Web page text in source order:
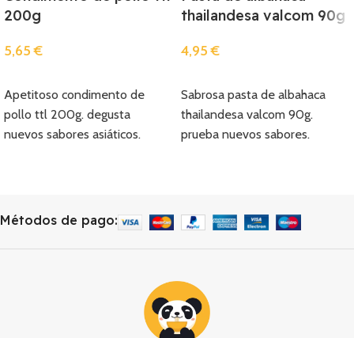
200g
5,65€
Apetitoso condimento de
pollo ttl 200g. degusta
nuevos sabores asiáticos.
thailandesa valcom 90g
4,95€
Sabrosa pasta de albahaca
thailandesa valcom 90g.
prueba nuevos sabores.
Métodos de pago: